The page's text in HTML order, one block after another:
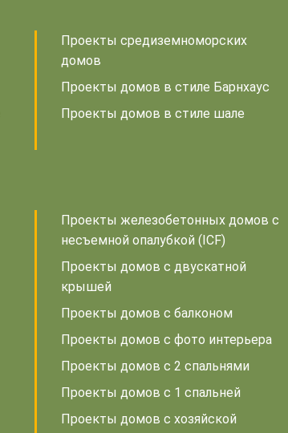
Проекты средиземноморских
домов
Проекты домов в стиле Барнхаус
Проекты домов в стиле шале
Проекты железобетонных домов с
несъемной опалубкой (ICF)
Проекты домов с двускатной
крышей
Проекты домов с балконом
Проекты домов с фото интерьера
Проекты домов с 2 спальнями
Проекты домов с 1 спальней
Проекты домов с хозяйской